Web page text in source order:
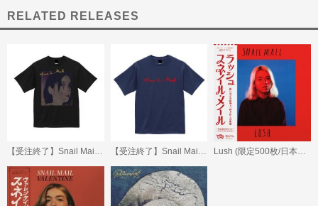
RELATED RELEASES
【受注終了】Snail Mail Portrait T-shirts 【受注終了】Snail Mail Logo T-shirts Lush (限定500枚/日本語帯付LP)